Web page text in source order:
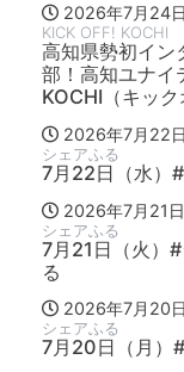
2026年7月24
KICK OFF! KOCHI
高知県勢初イン
部！高知ユナイ
KOCHI（キッ
2026年7月22
シェアふる
7月22日（水）
2026年7月21
シェアふる
7月21日（火）
る
2026年7月20
シェアふる
7月20日（月